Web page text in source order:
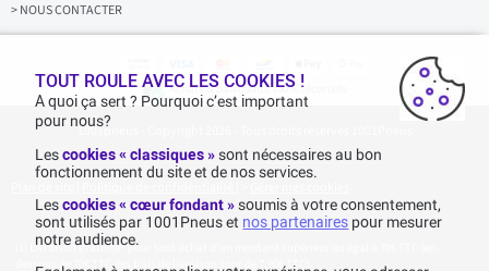
z
v
> NOUS CONTACTER
Achats & paiements 100% sécurisés
1001pneus - Copyright 2026 - Tous droits réservés 1001Pneus
Livraison gratuite : pour tout achat d'un montant supérieur ou égal à 70€ TTC (en-
dessous de 70€ TTC, les frais de livraison sont de 7,90€ TTC).
TOUT ROULE AVEC LES COOKIES !
A quoi ça sert ? Pourquoi c’est important
pour nous?
Lescookies « classiques »sont nécessaires au bon
fonctionnement du site et de nos services.
Lescookies « cœur fondant » soumis à votre consentement,
sont utilisés par 1001Pneus et nos partenaires pour mesurer
notre audience.